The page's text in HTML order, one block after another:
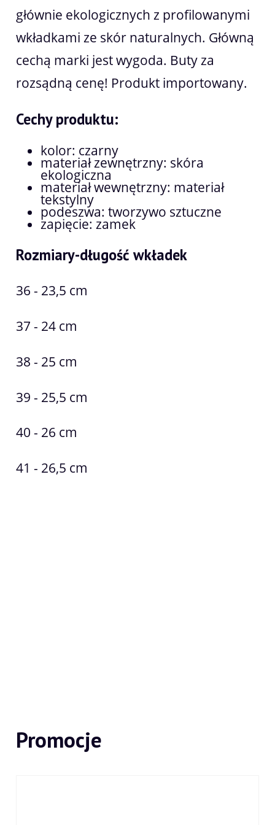
głównie ekologicznych z profilowanymi
wkładkami ze skór naturalnych. Główną
cechą marki jest wygoda. Buty za
rozsądną cenę! Produkt importowany.
Cechy produktu:
kolor: czarny
materiał zewnętrzny: skóra
ekologiczna
materiał wewnętrzny: materiał
tekstylny
podeszwa: tworzywo sztuczne
zapięcie: zamek
Rozmiary-długość wkładek
36 - 23,5 cm
37 - 24 cm
38 - 25 cm
39 - 25,5 cm
40 - 26 cm
41 - 26,5 cm
Promocje